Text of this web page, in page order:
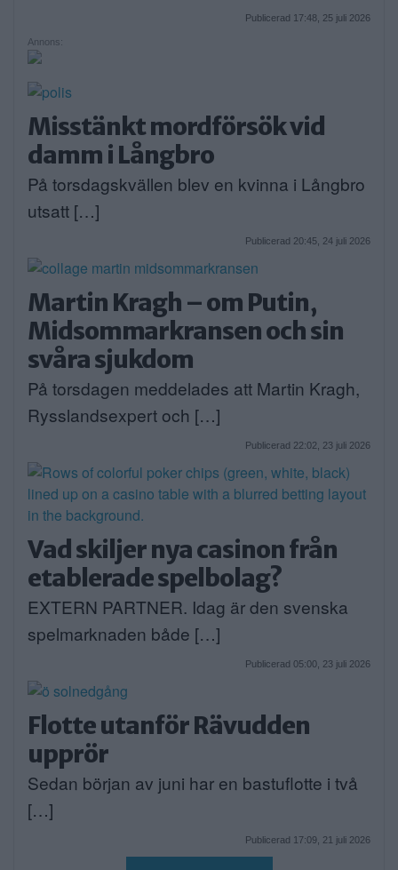
Publicerad 17:48, 25 juli 2026
Annons:
Misstänkt mordförsök vid
damm i Långbro
På torsdagskvällen blev en kvinna i Långbro
utsatt […]
Publicerad 20:45, 24 juli 2026
Martin Kragh – om Putin,
Midsommarkransen och sin
svåra sjukdom
På torsdagen meddelades att Martin Kragh,
Rysslandsexpert och […]
Publicerad 22:02, 23 juli 2026
Vad skiljer nya casinon från
etablerade spelbolag?
EXTERN PARTNER. Idag är den svenska
spelmarknaden både […]
Publicerad 05:00, 23 juli 2026
Flotte utanför Rävudden
upprör
Sedan början av juni har en bastuflotte i två
[…]
Publicerad 17:09, 21 juli 2026